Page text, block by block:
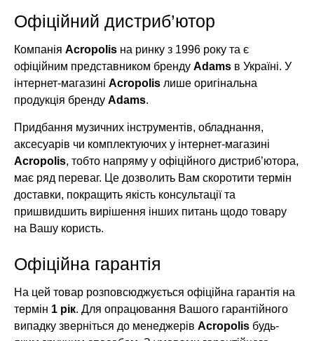
Офіційний дистриб’ютор
Компанія Acropolis на ринку з 1996 року та є
офіційним представником бренду Adams в Україні. У
інтернет-магазині Acropolis лише оригінальна
продукція бренду Adams.
Придбання музичних інструментів, обладнання,
аксесуарів чи комплектуючих у інтернет-магазині
Acropolis, тобто напряму у офіційного дистриб’ютора,
має ряд переваг. Це дозволить Вам скоротити термін
доставки, покращить якість консультації та
пришвидшить вирішення інших питань щодо товару
на Вашу користь.
Офіційна гарантія
На цей товар розповсюджується офіційна гарантія на
термін 1 рік. Для опрацювання Вашого гарантійного
випадку зверніться до менеджерів Acropolis будь-